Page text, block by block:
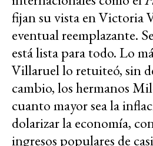
fijan su vista en Victoria
eventual reemplazante.
está lista para todo. Lo
Villaruel lo retuiteó, sin
cambio, los hermanos
cuanto mayor sea la
dolarizar la economía,
ingresos populares de